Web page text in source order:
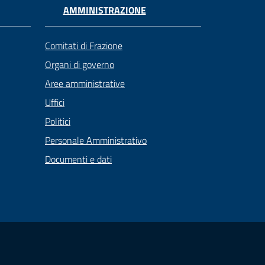
AMMINISTRAZIONE
Comitati di Frazione
Organi di governo
Aree amministrative
Uffici
Politici
Personale Amministrativo
Documenti e dati